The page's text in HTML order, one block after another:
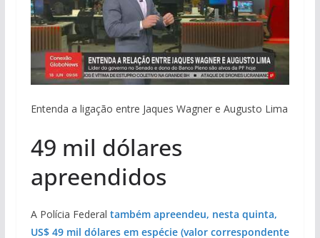
Entenda a ligação entre Jaques Wagner e Augusto Lima
49 mil dólares
apreendidos
A Polícia Federal também apreendeu, nesta quinta,
US$ 49 mil dólares em espécie (valor correspondente